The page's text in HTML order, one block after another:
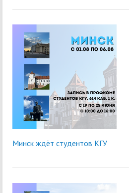
Минск ждёт студентов КГУ